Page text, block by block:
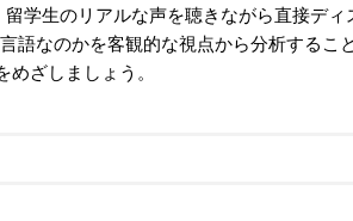
学生のリアルな声を聴きながら直接デ
語なのかを客観的な視点から分析する
ざしましょう。